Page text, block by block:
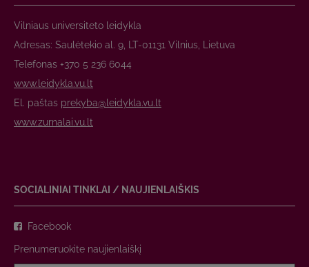
Vilniaus universiteto leidykla
Adresas: Saulėtekio al. 9, LT-01131 Vilnius, Lietuva
Telefonas +370 5 236 6044
www.leidykla.vu.lt
El. paštas prekyba@leidykla.vu.lt
www.zurnalai.vu.lt
SOCIALINIAI TINKLAI / NAUJIENLAIŠKIS
Facebook
Prenumeruokite naujienlaiškį